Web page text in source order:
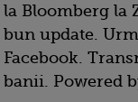
la Bloomberg la
bun update.
Facebook.
banii. Powered